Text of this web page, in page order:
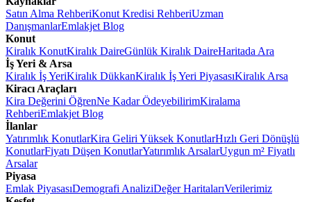
Satın Alma RehberiKonut Kredisi RehberiUzman
DanışmanlarEmlakjet Blog
Konut
Kiralık KonutKiralık DaireGünlük Kiralık DaireHaritada Ara
İş Yeri & Arsa
Kiralık İş YeriKiralık DükkanKiralık İş Yeri PiyasasıKiralık Arsa
Kiracı Araçları
Kira Değerini ÖğrenNe Kadar ÖdeyebilirimKiralama
RehberiEmlakjet Blog
İlanlar
Yatırımlık KonutlarKira Geliri Yüksek KonutlarHızlı Geri Dönüşlü
KonutlarFiyatı Düşen KonutlarYatırımlık ArsalarUygun m² Fiyatlı
Arsalar
Piyasa
Emlak PiyasasıDemografi AnaliziDeğer HaritalarıVerilerimiz